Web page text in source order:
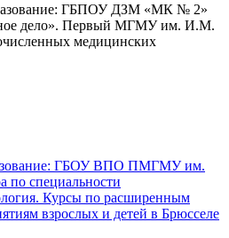
ГБПОУ ДЗМ «МК № 2»
дело». Первый МГМУ им. И.М.
медицинских
ГБОУ ВПО ПМГМУ им.
по специальности
Курсы по расширенным
взрослых и детей в Брюсселе